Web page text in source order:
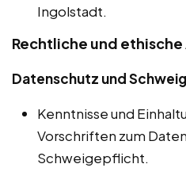
Ingolstadt.
Rechtliche und
Datenschutz und
Kenntnisse und
Vorschriften zum
Schweigepflicht.